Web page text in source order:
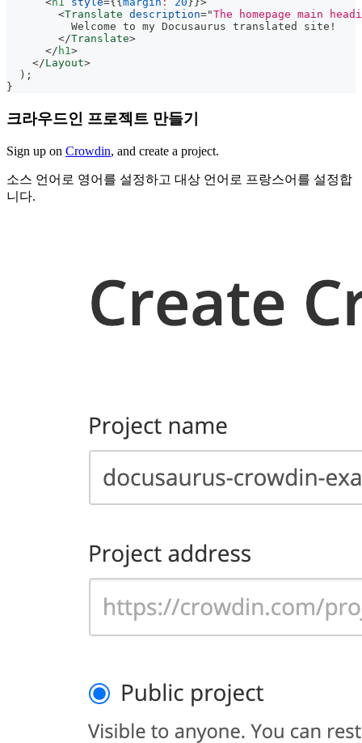
<Translate description="The homepage main
          Welcome to my Docusaurus translated site!
</Translate>
</ h1>
</Layout>
) ;
}
크라우드인 프로젝트 만들기
Sign up on Crowdin, and create a project.
소스 언어로 영어를 설정하고 대상 언어로 프랑스어를 설정합
니다.